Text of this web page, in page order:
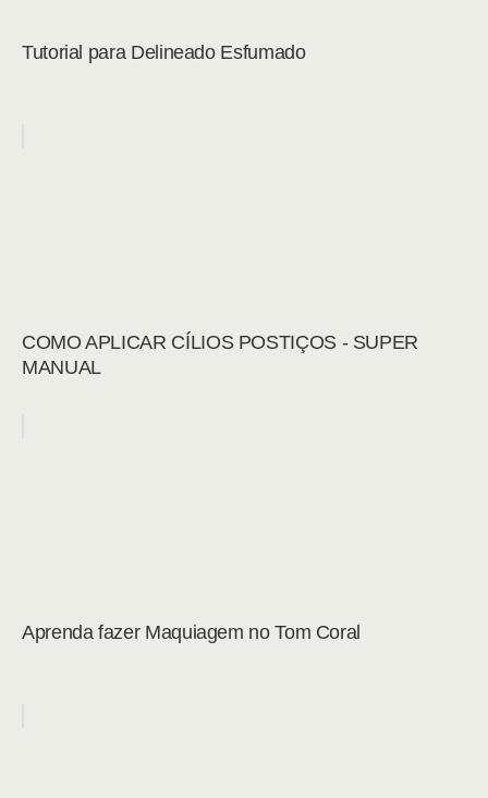
Tutorial para Delineado Esfumado
COMO APLICAR CÍLIOS POSTIÇOS - SUPER
MANUAL
Aprenda fazer Maquiagem no Tom Coral